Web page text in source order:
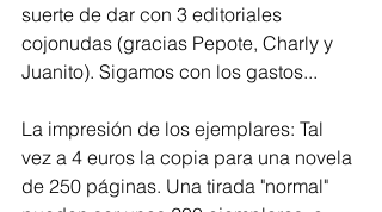
suerte de dar con 3 editoriales
cojonudas (gracias Pepote, Charly y
Juanito). Sigamos con los gastos...
La impresión de los ejemplares: Tal
vez a 4 euros la copia para una novela
de 250 páginas. Una tirada "normal"